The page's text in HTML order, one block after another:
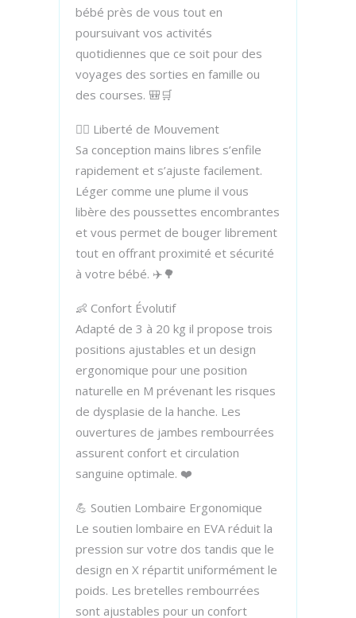
bébé près de vous tout en
poursuivant vos activités
quotidiennes que ce soit pour des
voyages des sorties en famille ou
des courses. 🎒🛒
🚶‍♂️ Liberté de Mouvement
Sa conception mains libres s’enfile
rapidement et s’ajuste facilement.
Léger comme une plume il vous
libère des poussettes encombrantes
et vous permet de bouger librement
tout en offrant proximité et sécurité
à votre bébé. ✈️🌳
👶 Confort Évolutif
Adapté de 3 à 20 kg il propose trois
positions ajustables et un design
ergonomique pour une position
naturelle en M prévenant les risques
de dysplasie de la hanche. Les
ouvertures de jambes rembourrées
assurent confort et circulation
sanguine optimale. ❤️
💪 Soutien Lombaire Ergonomique
Le soutien lombaire en EVA réduit la
pression sur votre dos tandis que le
design en X répartit uniformément le
poids. Les bretelles rembourrées
sont ajustables pour un confort